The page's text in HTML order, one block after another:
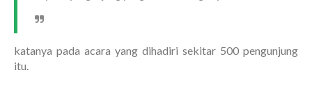
katanya pada acara yang dihadiri sekitar 500 pengunjung
itu.